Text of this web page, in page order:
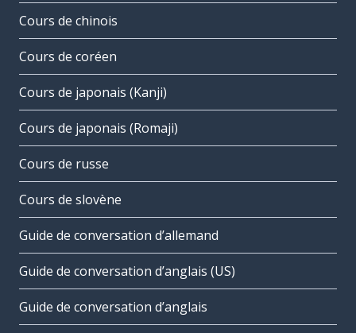
Cours de chinois
Cours de coréen
Cours de japonais (Kanji)
Cours de japonais (Romaji)
Cours de russe
Cours de slovène
Guide de conversation d’allemand
Guide de conversation d’anglais (US)
Guide de conversation d’anglais